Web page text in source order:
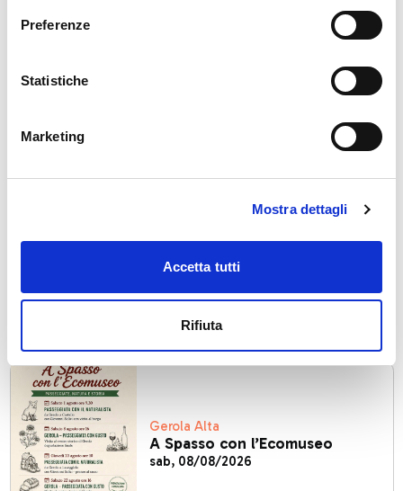
Preferenze
Statistiche
Marketing
Mostra dettagli
Accetta tutti
Rifiuta
Tirano
sab, 08/08/2026
Gerola Alta
A Spasso con l’Ecomuseo
sab, 08/08/2026